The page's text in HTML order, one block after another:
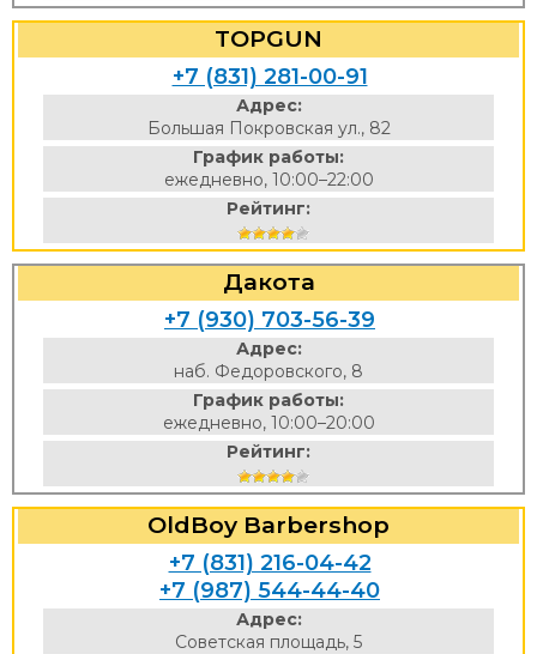
TOPGUN
+7 (831) 281-00-91
Адрес:
Большая Покровская ул., 82
График работы:
ежедневно, 10:00–22:00
Рейтинг:
Дакота
+7 (930) 703-56-39
Адрес:
наб. Федоровского, 8
График работы:
ежедневно, 10:00–20:00
Рейтинг:
OldBoy Barbershop
+7 (831) 216-04-42
+7 (987) 544-44-40
Адрес:
Советская площадь, 5